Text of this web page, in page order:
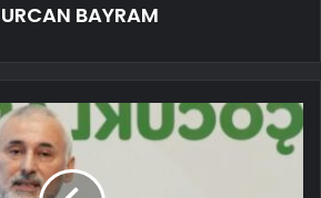
BAYRAM